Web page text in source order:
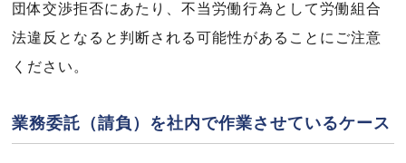
団体交渉拒否にあたり、不当労働行為として労働組合
法違反となると判断される可能性があることにご注意
ください。
業務委託（請負）を社内で作業させているケース